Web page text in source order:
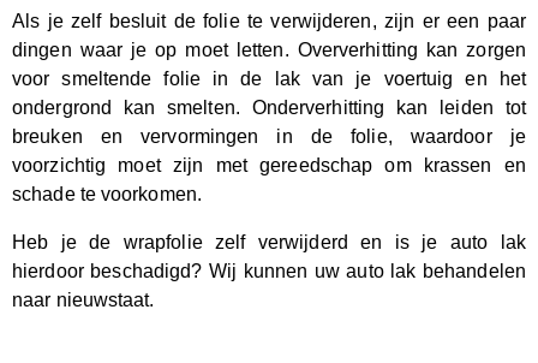
Als je zelf besluit de folie te verwijderen, zijn er een paar
dingen waar je op moet letten. Oververhitting kan zorgen
voor smeltende folie in de lak van je voertuig en het
ondergrond kan smelten. Onderverhitting kan leiden tot
breuken en vervormingen in de folie, waardoor je
voorzichtig moet zijn met gereedschap om krassen en
schade te voorkomen.
Heb je de wrapfolie zelf verwijderd en is je auto lak
hierdoor beschadigd? Wij kunnen uw auto lak behandelen
naar nieuwstaat.